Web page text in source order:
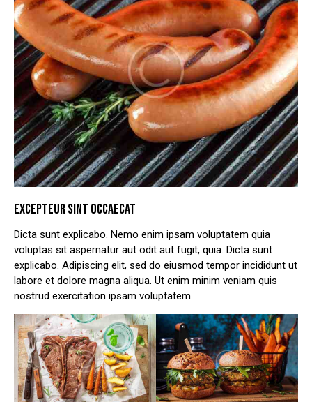
EXCEPTEUR SINT OCCAECAT
Dicta sunt explicabo. Nemo enim ipsam voluptatem quia
voluptas sit aspernatur aut odit aut fugit, quia. Dicta sunt
explicabo. Adipiscing elit, sed do eiusmod tempor incididunt ut
labore et dolore magna aliqua. Ut enim minim veniam quis
nostrud exercitation ipsam voluptatem.